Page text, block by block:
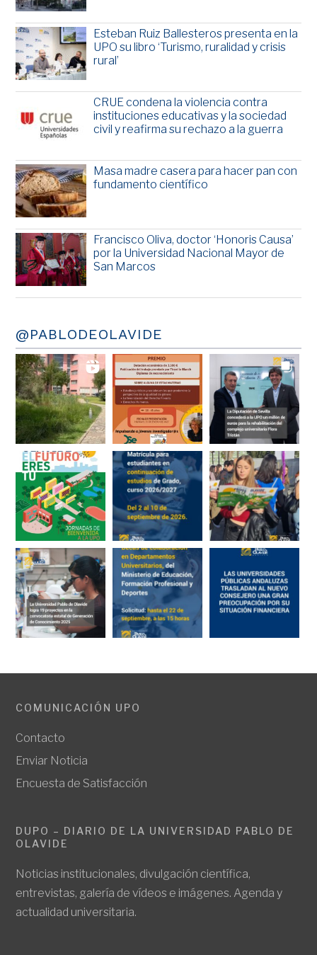
Esteban Ruiz Ballesteros presenta en la
UPO su libro ‘Turismo, ruralidad y crisis
rural’
CRUE condena la violencia contra
instituciones educativas y la sociedad
civil y reafirma su rechazo a la guerra
Masa madre casera para hacer pan con
fundamento científico
Francisco Oliva, doctor ‘Honoris Causa’
por la Universidad Nacional Mayor de
San Marcos
@PABLODEOLAVIDE
COMUNICACIÓN UPO
Contacto
Enviar Noticia
Encuesta de Satisfacción
DUPO – DIARIO DE LA UNIVERSIDAD PABLO DE
OLAVIDE
Noticias institucionales, divulgación científica,
entrevistas, galería de vídeos e imágenes. Agenda y
actualidad universitaria.